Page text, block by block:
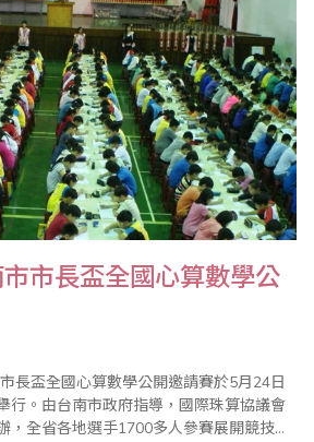
市長盃全國心算數學公
長盃全國心算數學公開邀請賽於5月24日
行。由台南市政府指導，國際珠算協議會
，全省各地選手1700多人參賽展開競技，